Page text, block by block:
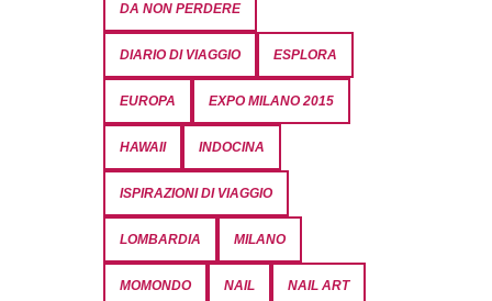
DA NON PERDERE
DIARIO DI VIAGGIO ESPLORA
EUROPA EXPO MILANO 2015
HAWAII INDOCINA
ISPIRAZIONI DI VIAGGIO
LOMBARDIA MILANO
MOMONDO NAIL NAIL ART